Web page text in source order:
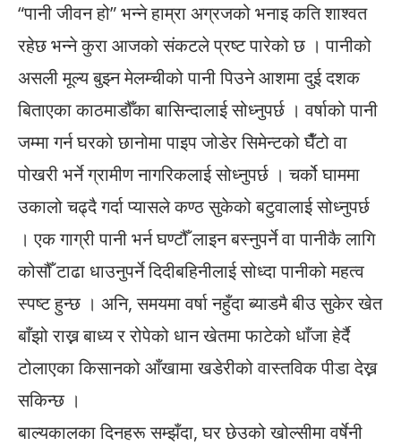
“पानी जीवन हो” भन्ने हाम्रा अग्रजको भनाइ कति शाश्वत
रहेछ भन्ने कुरा आजको संकटले प्रष्ट पारेको छ । पानीको
असली मूल्य बुझ्न मेलम्चीको पानी पिउने आशमा दुई दशक
बिताएका काठमाडौँका बासिन्दालाई सोध्नुपर्छ । वर्षाको पानी
जम्मा गर्न घरको छानोमा पाइप जोडेर सिमेन्टको घैँटो वा
पोखरी भर्ने ग्रामीण नागरिकलाई सोध्नुपर्छ । चर्को घाममा
उकालो चढ्दै गर्दा प्यासले कण्ठ सुकेको बटुवालाई सोध्नुपर्छ
। एक गाग्री पानी भर्न घण्टौँ लाइन बस्नुपर्ने वा पानीकै लागि
कोसौँ टाढा धाउनुपर्ने दिदीबहिनीलाई सोध्दा पानीको महत्व
स्पष्ट हुन्छ । अनि, समयमा वर्षा नहुँदा ब्याडमै बीउ सुकेर खेत
बाँझो राख्न बाध्य र रोपेको धान खेतमा फाटेको धाँजा हेर्दै
टोलाएका किसानको आँखामा खडेरीको वास्तविक पीडा देख्न
सकिन्छ ।
बाल्यकालका दिनहरू सम्झँदा, घर छेउको खोल्सीमा वर्षेनी